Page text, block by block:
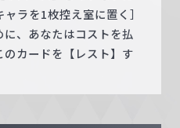
ラを1枚控え室に置く］
、あなたはコストを払
カードを【レスト】す